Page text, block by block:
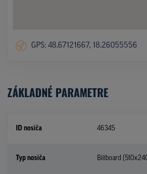
GPS: 48.67121667, 18.26055556
ZÁKLADNÉ PARAMETRE
ID nosiča 46345
Typ nosiča Billboard